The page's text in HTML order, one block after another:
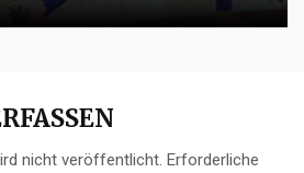
nicht veröffentlicht. Erforderliche